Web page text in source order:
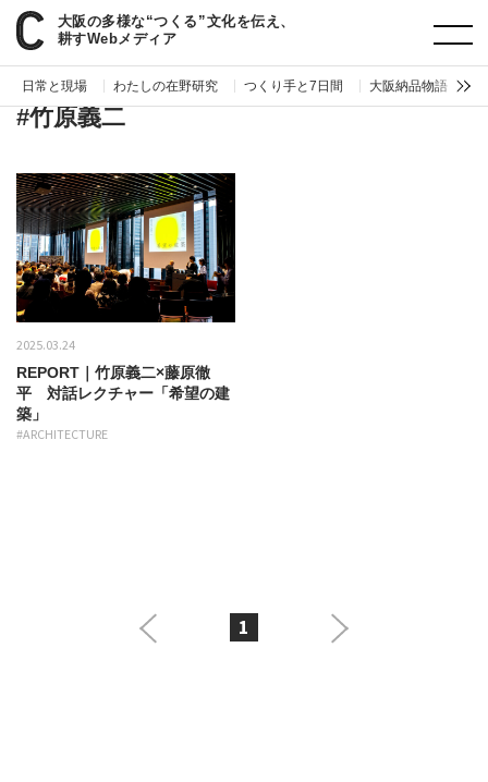
大阪の多様な“つくる”文化を伝え、
耕すWebメディア
日常と現場 わたしの在野研究 つくり手と7日間 大阪納品物語
paperC タグ 竹原義二
#竹原義二
2025.03.24
REPORT｜竹原義二×藤原徹
平 対話レクチャー「希望の建
築」
#ARCHITECTURE
1